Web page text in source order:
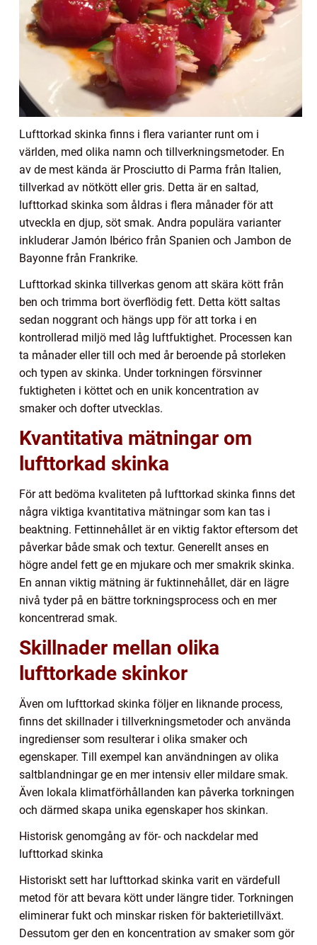
Lufttorkad skinka finns i flera varianter runt om i
världen, med olika namn och tillverkningsmetoder. En
av de mest kända är Prosciutto di Parma från Italien,
tillverkad av nötkött eller gris. Detta är en saltad,
lufttorkad skinka som åldras i flera månader för att
utveckla en djup, söt smak. Andra populära varianter
inkluderar Jamón Ibérico från Spanien och Jambon de
Bayonne från Frankrike.
Lufttorkad skinka tillverkas genom att skära kött från
ben och trimma bort överflödig fett. Detta kött saltas
sedan noggrant och hängs upp för att torka i en
kontrollerad miljö med låg luftfuktighet. Processen kan
ta månader eller till och med år beroende på storleken
och typen av skinka. Under torkningen försvinner
fuktigheten i köttet och en unik koncentration av
smaker och dofter utvecklas.
Kvantitativa mätningar om
lufttorkad skinka
För att bedöma kvaliteten på lufttorkad skinka finns det
några viktiga kvantitativa mätningar som kan tas i
beaktning. Fettinnehållet är en viktig faktor eftersom det
påverkar både smak och textur. Generellt anses en
högre andel fett ge en mjukare och mer smakrik skinka.
En annan viktig mätning är fuktinnehållet, där en lägre
nivå tyder på en bättre torkningsprocess och en mer
koncentrerad smak.
Skillnader mellan olika
lufttorkade skinkor
Även om lufttorkad skinka följer en liknande process,
finns det skillnader i tillverkningsmetoder och använda
ingredienser som resulterar i olika smaker och
egenskaper. Till exempel kan användningen av olika
saltblandningar ge en mer intensiv eller mildare smak.
Även lokala klimatförhållanden kan påverka torkningen
och därmed skapa unika egenskaper hos skinkan.
Historisk genomgång av för- och nackdelar med
lufttorkad skinka
Historiskt sett har lufttorkad skinka varit en värdefull
metod för att bevara kött under längre tider. Torkningen
eliminerar fukt och minskar risken för bakterietillväxt.
Dessutom ger den en koncentration av smaker som gör